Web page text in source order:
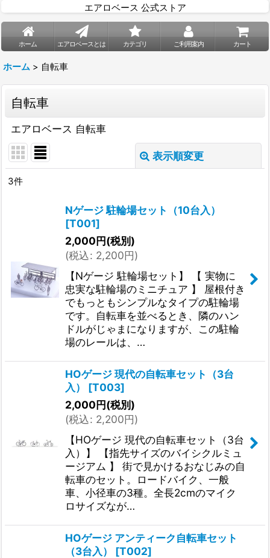
エアロベース 公式ストア
ホーム エアロベースとは カテゴリ ご利用案内 カート
ホーム > 自転車
自転車
エアロベース 自転車
表示順変更
絞り込む
3件
Nゲージ 駐輪場セット（10台入）
[T001]
2,000円(税別)
(税込: 2,200円)
【Nゲージ 駐輪場セット】 【 実物に
忠実な駐輪場のミニチュア 】 屋根付き
でもっともシンプルなタイプの駐輪場
です。自転車を並べるとき、隣のハン
ドルがじゃまになりますが、この駐輪
場のレールは、…
HOゲージ 現代の自転車セット（3台
入）
[T003]
2,000円(税別)
(税込: 2,200円)
【HOゲージ 現代の自転車セット（3台
入）】 【指先サイズのバイシクルミュ
ージアム 】 街で見かけるおなじみの自
転車のセット。ロードバイク、一般
車、小径車の3種。全長2cmのマイク
ロサイズなが…
HOゲージ アンティーク自転車セット
（3台入）
[T002]